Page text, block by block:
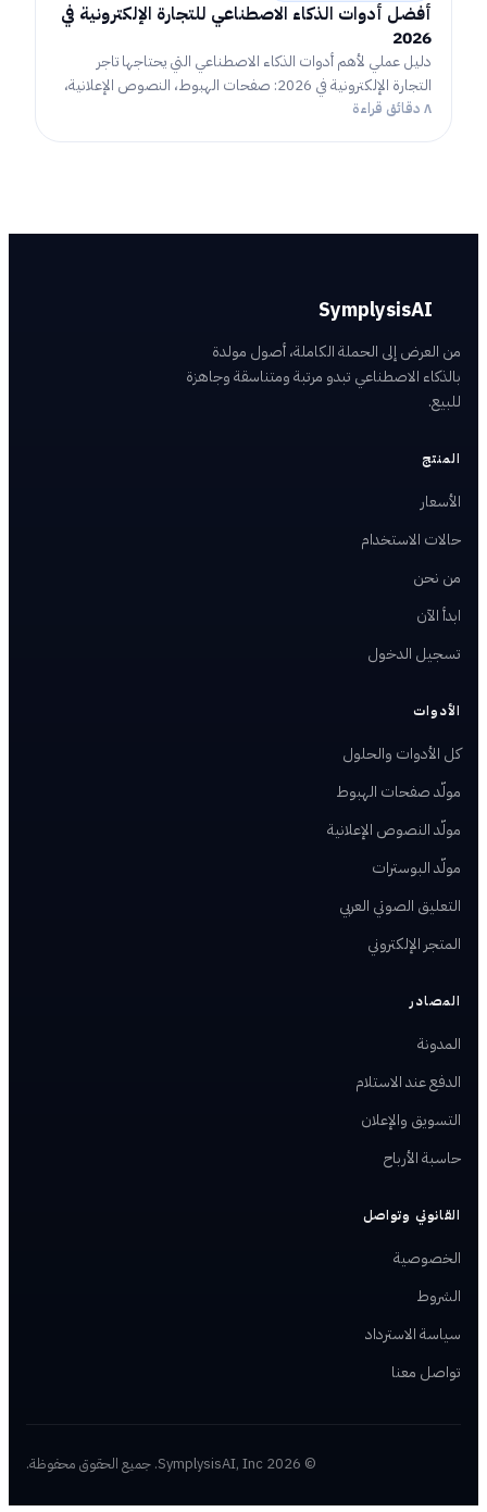
أفضل أدوات الذكاء الاصطناعي للتجارة الإلكترونية في
2026
دليل عملي لأهم أدوات الذكاء الاصطناعي التي يحتاجها تاجر
التجارة الإلكترونية في 2026: صفحات الهبوط، النصوص الإعلانية،
البوسترات، والتعليق الصوتي — وكيف تختار الأداة المناسبة
٨ دقائق قراءة
SymplysisAI
من العرض إلى الحملة الكاملة، أصول مولدة
بالذكاء الاصطناعي تبدو مرتبة ومتناسقة وجاهزة
للبيع.
المنتج
الأسعار
حالات الاستخدام
من نحن
ابدأ الآن
تسجيل الدخول
الأدوات
كل الأدوات والحلول
مولّد صفحات الهبوط
مولّد النصوص الإعلانية
مولّد البوسترات
التعليق الصوتي العربي
المتجر الإلكتروني
المصادر
المدونة
الدفع عند الاستلام
التسويق والإعلان
حاسبة الأرباح
القانوني وتواصل
الخصوصية
الشروط
سياسة الاسترداد
تواصل معنا
© 2026 SymplysisAI, Inc. جميع الحقوق محفوظة.